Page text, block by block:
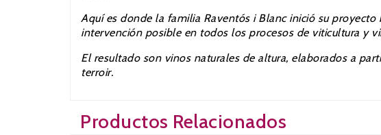
Aquí es donde la familia Raventós i Blanc inició su
intervención posible en todos los procesos de viticultura y
El resultado son vinos naturales de altura, elaborados a
terroir.
Productos Relacionados